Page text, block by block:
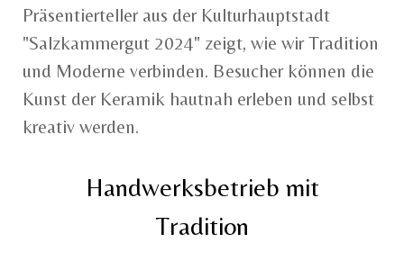
Präsentierteller aus der Kulturhauptstadt
"Salzkammergut 2024" zeigt, wie wir Tradition
und Moderne verbinden. Besucher können die
Kunst der Keramik hautnah erleben und selbst
kreativ werden.
Handwerksbetrieb mit
Tradition